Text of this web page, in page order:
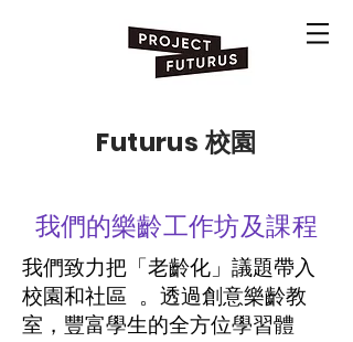
Futurus 校園
我們的樂齡工作坊及課程
我們致力把「老齡化」議題帶入
校園和社區 。透過創意樂齡教
室，豐富學生的全方位學習體